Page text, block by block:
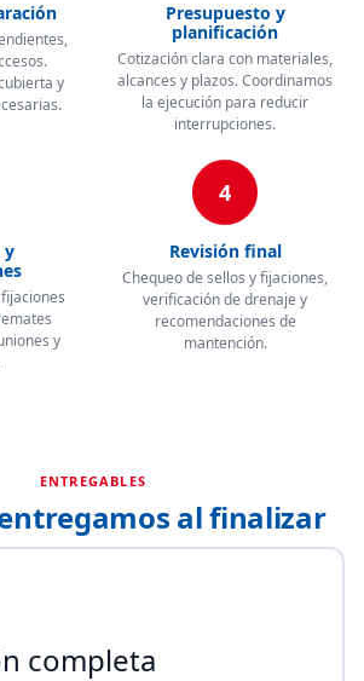
y
Presupuesto y
planificación
Cotización clara con materiales,
alcances y plazos. Coordinamos
la ejecución para reducir
interrupciones.
y
y
4
Revisión final
Chequeo de sellos y fijaciones,
verificación de drenaje y
recomendaciones de
mantención.
ENTREGABLES
al finalizar
completa